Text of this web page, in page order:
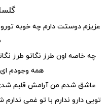
عزیزم دوستت دارم چه خوبه
چه خاصه اون طرز نگاتو طرز
همه وجودم
عاشق شدم من آرامش قلبم
تویی دارو ندارم با تو غمی